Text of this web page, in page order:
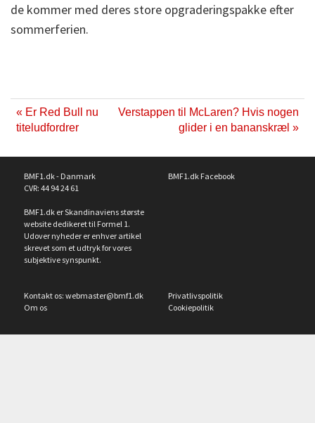
de kommer med deres store opgraderingspakke efter
sommerferien.
« Er Red Bull nu
titeludfordrer
Verstappen til McLaren? Hvis nogen
glider i en bananskræl »
BMF1.dk - Danmark
CVR: 44 94 24 61
BMF1.dk er Skandinaviens største
website dedikeret til Formel 1.
Udover nyheder er enhver artikel
skrevet som et udtryk for vores
subjektive synspunkt.
BMF1.dk Facebook
Kontakt os: webmaster@bmf1.dk
Om os
Privatlivspolitik
Cookiepolitik